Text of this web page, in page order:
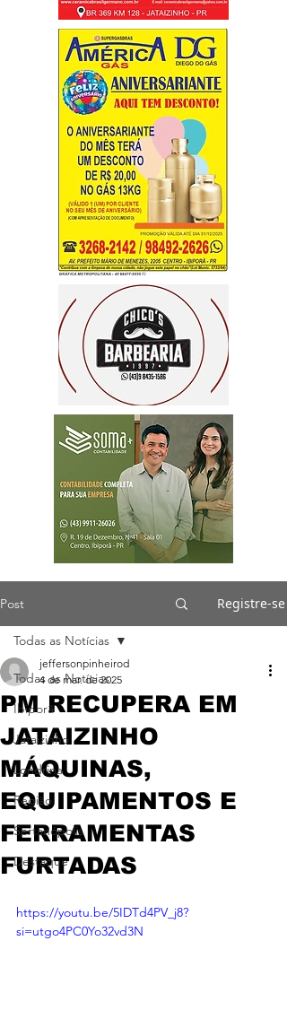
Post Registre-se
Todas as Notícias
Ibiporã
Jataizinho
Londrina
Região
Sertanópolis
Destaque
Todas as Notícias
PM RECUPERA EM
JATAIZINHO
MÁQUINAS,
EQUIPAMENTOS E
FERRAMENTAS
FURTADAS
jeffersonpinheirod
4 de mar. de 2025
https://youtu.be/5IDTd4PV_j8?
si=utgo4PC0Yo32vd3N